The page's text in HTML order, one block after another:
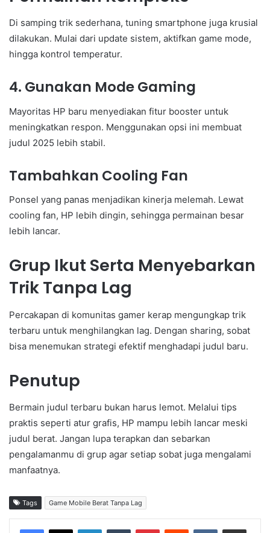
Di samping trik sederhana, tuning smartphone juga krusial
dilakukan. Mulai dari update sistem, aktifkan game mode,
hingga kontrol temperatur.
4. Gunakan Mode Gaming
Mayoritas HP baru menyediakan fitur booster untuk
meningkatkan respon. Menggunakan opsi ini membuat
judul 2025 lebih stabil.
Tambahkan Cooling Fan
Ponsel yang panas menjadikan kinerja melemah. Lewat
cooling fan, HP lebih dingin, sehingga permainan besar
lebih lancar.
Grup Ikut Serta Menyebarkan
Trik Tanpa Lag
Percakapan di komunitas gamer kerap mengungkap trik
terbaru untuk menghilangkan lag. Dengan sharing, sobat
bisa menemukan strategi efektif menghadapi judul baru.
Penutup
Bermain judul terbaru bukan harus lemot. Melalui tips
praktis seperti atur grafis, HP mampu lebih lancar meski
judul berat. Jangan lupa terapkan dan sebarkan
pengalamanmu di grup agar setiap sobat juga mengalami
manfaatnya.
Tags Game Mobile Berat Tanpa Lag